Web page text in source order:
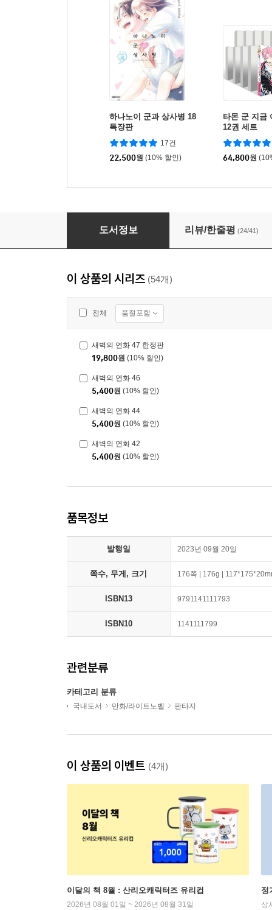
하나노이 군과 상사병 18
특장판
17건
22,500원 (10% 할인)
타몬 군 지금
12권 세트
64,800원
새벽의 연화 40
도서정보 리뷰/한줄평 (24/41)
이 상품의 시리즈 (54개)
전체 품절포함
새벽의 연화 47 한정판
19,800원 (10% 할인)
새벽의 연화 46
5,400원 (10% 할인)
새벽의 연화 44
5,400원 (10% 할인)
새벽의 연화 42
5,400원 (10% 할인)
품목정보
발행일 2023년 09월 20일
쪽수, 무게, 크기 176쪽 | 176g |
ISBN13 9791141111793
ISBN10 1141111799
관련분류
카테고리 분류
국내도서 만화/라이트노벨 판타지
이 상품의 이벤트 (4개)
이달의 책 8월 : 산리오캐릭터즈 유리컵
2026년 08월 01일 ~ 2026년 08월 31일
정
상